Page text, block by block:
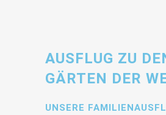
AUSFLUG ZU
GÄRTEN DER
UNSERE